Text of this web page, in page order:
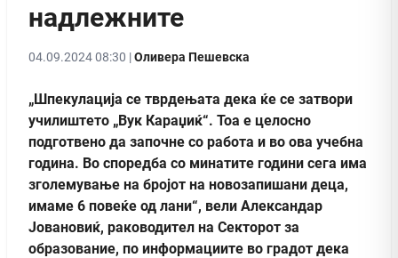
надлежните
04.09.2024 08:30 |Оливера Пешевска
„Шпекулација се тврдењата дека ќе се затвори
училиштето „Вук Караџиќ“. Тоа е целосно
подготвено да започне со работа и во ова учебна
година. Во споредба со минатите години сега има
зголемување на бројот на новозапишани деца,
имаме 6 повеќе од лани“, вели Александар
Јовановиќ, раководител на Секторот за
образование, по информациите во градот дека